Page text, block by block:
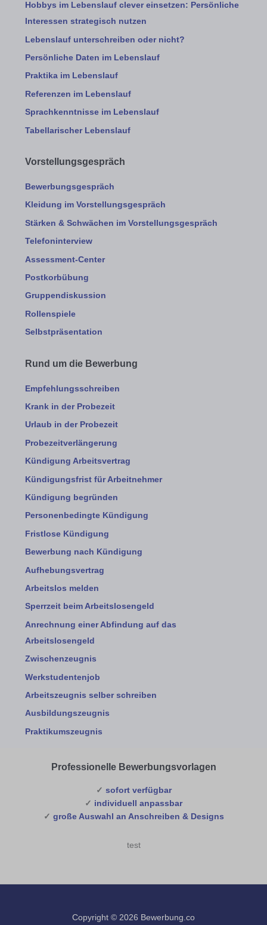
Hobbys im Lebenslauf clever einsetzen: Persönliche
Interessen strategisch nutzen
Lebenslauf unterschreiben oder nicht?
Persönliche Daten im Lebenslauf
Praktika im Lebenslauf
Referenzen im Lebenslauf
Sprachkenntnisse im Lebenslauf
Tabellarischer Lebenslauf
Vorstellungsgespräch
Bewerbungsgespräch
Kleidung im Vorstellungsgespräch
Stärken & Schwächen im Vorstellungsgespräch
Telefoninterview
Assessment-Center
Postkorbübung
Gruppendiskussion
Rollenspiele
Selbstpräsentation
Rund um die Bewerbung
Empfehlungsschreiben
Krank in der Probezeit
Urlaub in der Probezeit
Probezeitverlängerung
Kündigung Arbeitsvertrag
Kündigungsfrist für Arbeitnehmer
Kündigung begründen
Personenbedingte Kündigung
Fristlose Kündigung
Bewerbung nach Kündigung
Aufhebungsvertrag
Arbeitslos melden
Sperrzeit beim Arbeitslosengeld
Anrechnung einer Abfindung auf das
Arbeitslosengeld
Zwischenzeugnis
Werkstudentenjob
Arbeitszeugnis selber schreiben
Ausbildungszeugnis
Praktikumszeugnis
Professionelle Bewerbungsvorlagen
✓ sofort verfügbar
✓ individuell anpassbar
✓ große Auswahl an Anschreiben & Designs
test
Copyright © 2026 Bewerbung.co